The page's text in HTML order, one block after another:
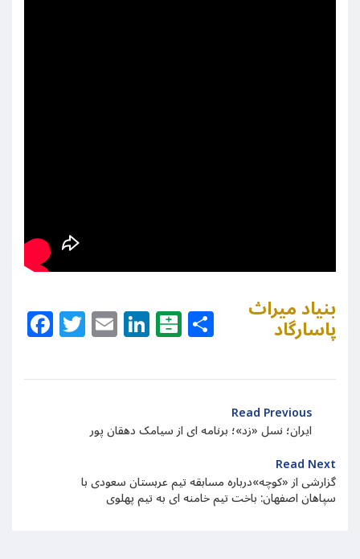
Facebook
Twitter
EmailLinkedIn
Balatarin
Share
بنیاد میراث
پاسارگاد
Read Previous
ایران؛ نسل «زد»؛ برنامه ای از سیامک دهقان پور
Read Next
گزارشی از «کوچه»درباره مسابقه تیم عربستان سعودی با
سپاهان اصفهان: باخت تیم خامنه ای به تیم پهلوی